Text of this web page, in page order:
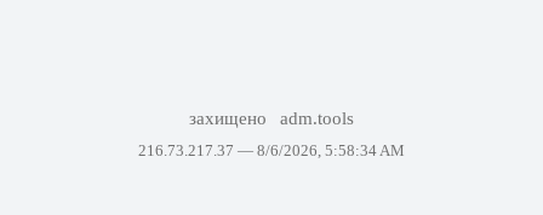
захищено adm.tools
216.73.217.37 — 8/6/2026, 5:58:34 AM